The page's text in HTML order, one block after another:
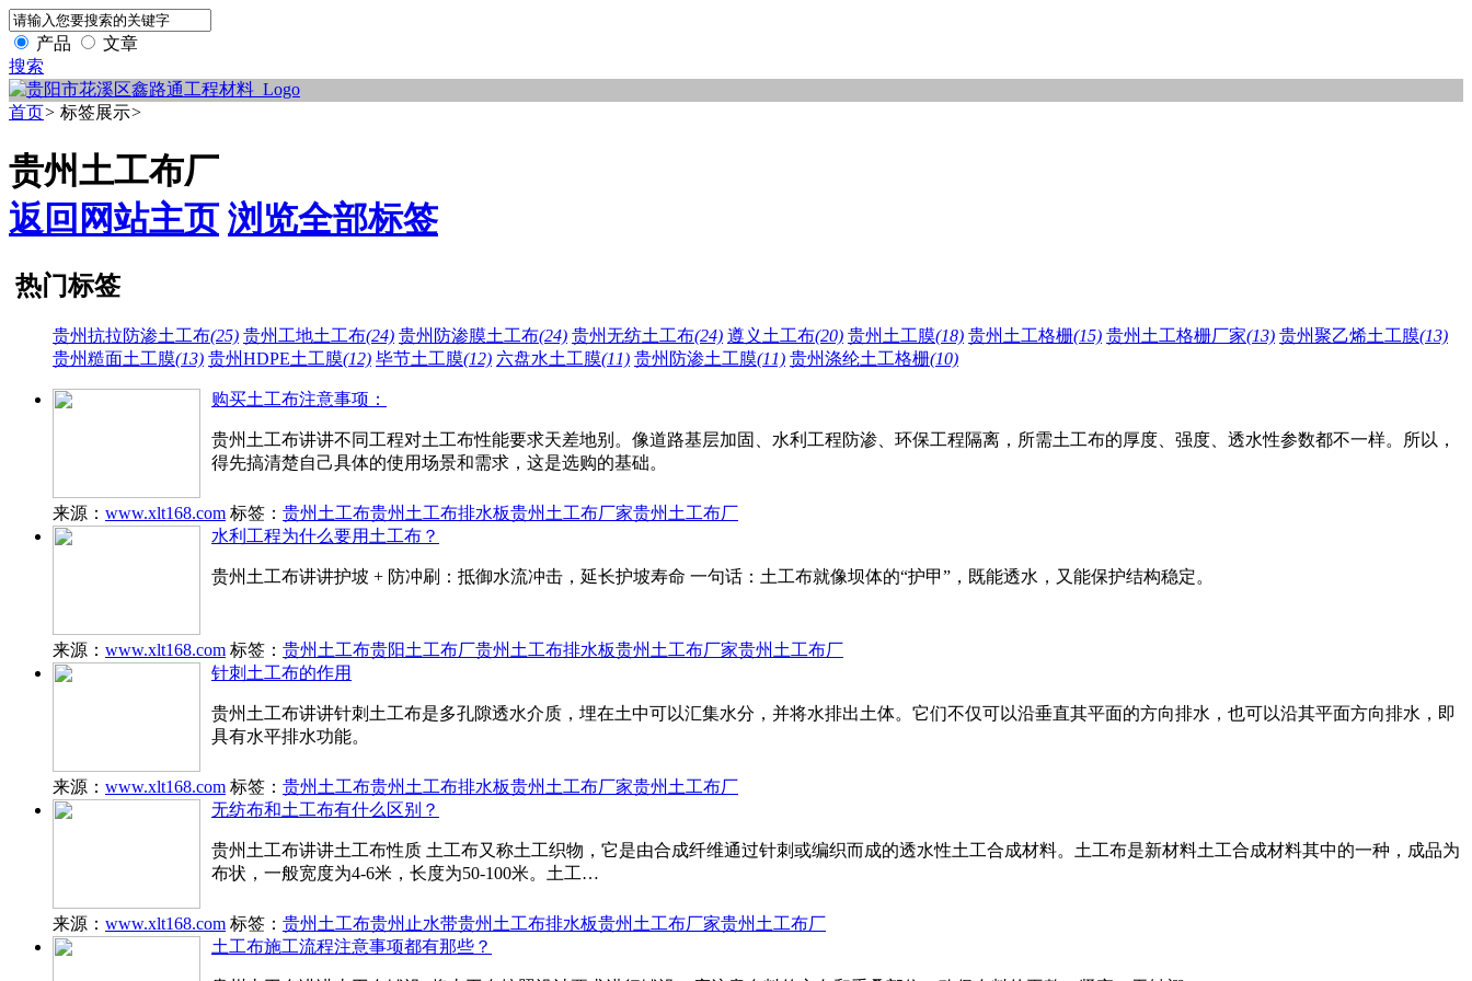
产品
文章
搜索
首页> 标签展示>
贵州土工布厂
返回网站主页 浏览全部标签
热门标签
贵州抗拉防渗土工布(25) 贵州工地土工布(24) 贵州防渗膜土工布(24) 贵州无纺土工布(24) 遵义土工布(20) 贵州土工膜(18) 贵州土工格栅(15) 贵州土工格栅厂家(13) 贵州聚乙烯土工膜(13)
贵州糙面土工膜(13) 贵州HDPE土工膜(12) 毕节土工膜(12) 六盘水土工膜(11) 贵州防渗土工膜(11) 贵州涤纶土工格栅(10)
购买土工布注意事项：
贵州土工布讲讲不同工程对土工布性能要求天差地别。像道路基层加固、水利工程防渗、环保工程隔离，所需土工布的厚度、强度、透水性参数都不一样。所以，
得先搞清楚自己具体的使用场景和需求，这是选购的基础。
来源： www.xlt168.com 标签： 贵州土工布贵州土工布排水板贵州土工布厂家贵州土工布厂
水利工程为什么要用土工布？
贵州土工布讲讲护坡 + 防冲刷：抵御水流冲击，延长护坡寿命 一句话：土工布就像坝体的“护甲”，既能透水，又能保护结构稳定。
来源： www.xlt168.com 标签： 贵州土工布贵阳土工布厂贵州土工布排水板贵州土工布厂家贵州土工布厂
针刺土工布的作用
贵州土工布讲讲针刺土工布是多孔隙透水介质，埋在土中可以汇集水分，并将水排出土体。它们不仅可以沿垂直其平面的方向排水，也可以沿其平面方向排水，即
具有水平排水功能。
来源： www.xlt168.com 标签： 贵州土工布贵州土工布排水板贵州土工布厂家贵州土工布厂
无纺布和土工布有什么区别？
贵州土工布讲讲土工布性质 土工布又称土工织物，它是由合成纤维通过针刺或编织而成的透水性土工合成材料。土工布是新材料土工合成材料其中的一种，成品为
布状，一般宽度为4-6米，长度为50-100米。土工…
来源： www.xlt168.com 标签： 贵州土工布贵州止水带贵州土工布排水板贵州土工布厂家贵州土工布厂
土工布施工流程注意事项都有那些？